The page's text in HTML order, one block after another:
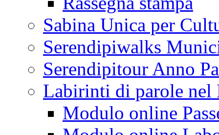
Sabina Unica per
Serendipiwalks
Serendipitour Anno
Labirinti di parole
Modulo online